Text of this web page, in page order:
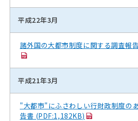
平成22年3月
諸外国の大都市制度に関する調査報
平成21年3月
"大都市"にふさわしい行財政制度の
告書 (PDF:1,182KB)